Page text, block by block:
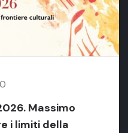
Massimo
i limiti della